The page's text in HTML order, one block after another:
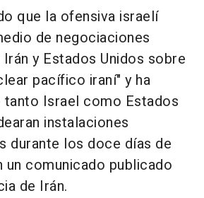
que la ofensiva israelí
de negociaciones
y Estados Unidos sobre
pacífico iraní" y ha
tanto Israel como Estados
instalaciones
durante los doce días de
comunicado publicado
de Irán.